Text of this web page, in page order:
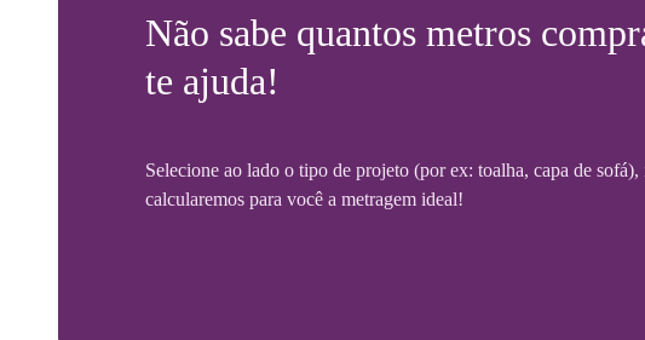
Não sabe quantos metros
te ajuda!
Selecione ao lado o tipo de projeto (por ex: toalha, capa de sofá),
calcularemos para você a metragem ideal!